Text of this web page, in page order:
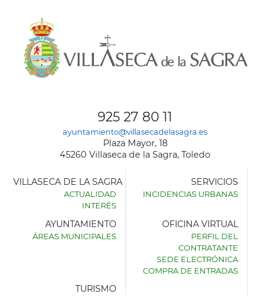
925 27 80 11
ayuntamiento@villasecadelasagra.es
Plaza Mayor, 18
45260 Villaseca de la Sagra, Toledo
AYUNTAMIENTO
VILLASECA DE LA SAGRA
ACTUALIDAD
INTERÉS
SERVICIOS
INCIDENCIAS URBANAS
AYUNTAMIENTO
ÁREAS MUNICIPALES
OFICINA VIRTUAL
PERFIL DEL
CONTRATANTE
SEDE ELECTRÓNICA
COMPRA DE ENTRADAS
TURISMO